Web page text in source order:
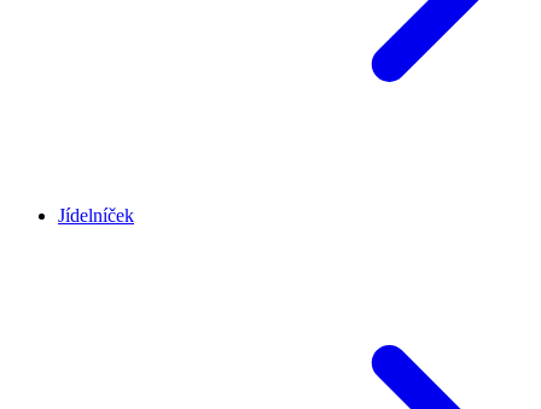
Jídelníček